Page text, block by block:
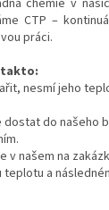
CTP –
práci.
takto:
nesmí jeho
do našeho
na
a